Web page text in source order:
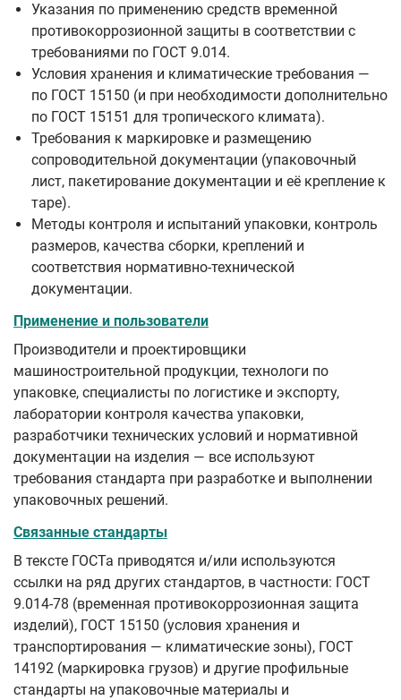
Указания по применению средств временной
противокоррозионной защиты в соответствии с
требованиями по ГОСТ 9.014.
Условия хранения и климатические требования —
по ГОСТ 15150 (и при необходимости дополнительно
по ГОСТ 15151 для тропического климата).
Требования к маркировке и размещению
сопроводительной документации (упаковочный
лист, пакетирование документации и её крепление к
таре).
Методы контроля и испытаний упаковки, контроль
размеров, качества сборки, креплений и
соответствия нормативно‑технической
документации.
Применение и пользователи
Производители и проектировщики
машиностроительной продукции, технологи по
упаковке, специалисты по логистике и экспорту,
лаборатории контроля качества упаковки,
разработчики технических условий и нормативной
документации на изделия — все используют
требования стандарта при разработке и выполнении
упаковочных решений.
Связанные стандарты
В тексте ГОСТа приводятся и/или используются
ссылки на ряд других стандартов, в частности: ГОСТ
9.014-78 (временная противокоррозионная защита
изделий), ГОСТ 15150 (условия хранения и
транспортирования — климатические зоны), ГОСТ
14192 (маркировка грузов) и другие профильные
стандарты на упаковочные материалы и